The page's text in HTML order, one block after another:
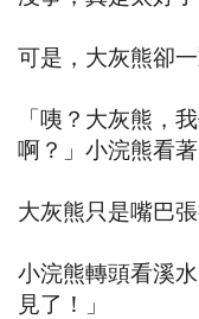
可是，大灰熊卻
「咦？大灰熊，
啊？」小浣熊看
大灰熊只是嘴巴
小浣熊轉頭看溪
見了！」